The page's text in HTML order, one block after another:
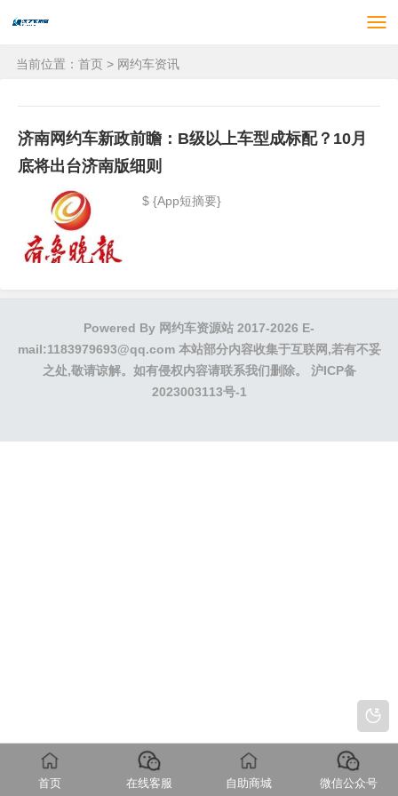
当前位置： 首页 > 网约车资讯
济南网约车新政前瞻：B级以上车型成标配？10月
底将出台济南版细则
$ {App短摘要}
Powered By 网约车资源站 2017-2026 E-
mail:1183979693@qq.com 本站部分内容收集于互联网,若有不妥
之处,敬请谅解。如有侵权内容请联系我们删除。 沪ICP备
2023003113号-1
首页 在线客服 自助商城 微信公众号